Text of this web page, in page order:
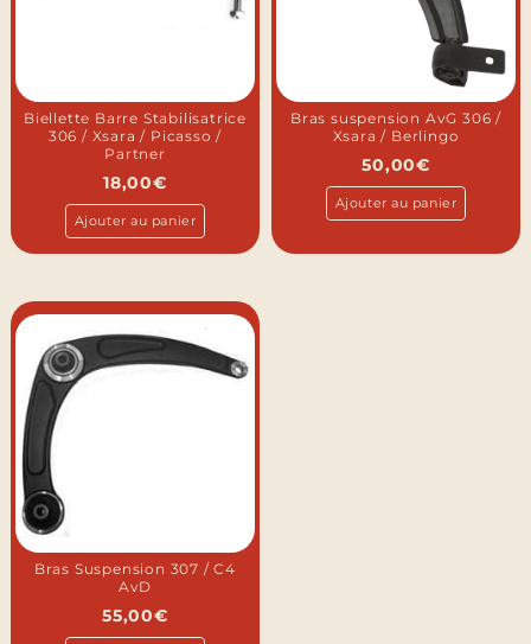
Biellette Barre Stabilisatrice
306 / Xsara / Picasso /
Partner
18,00€
Ajouter au panier
Bras suspension AvG 306 /
Xsara / Berlingo
50,00€
Ajouter au panier
Bras Suspension 307 / C4
AvD
55,00€